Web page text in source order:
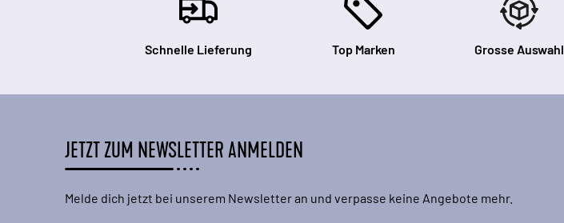
Schnelle Lieferung Top Marken Grosse Auswahl
JETZT ZUM NEWSLETTER ANMELDEN
Melde dich jetzt bei unserem Newsletter an und verpasse keine Angebote mehr.